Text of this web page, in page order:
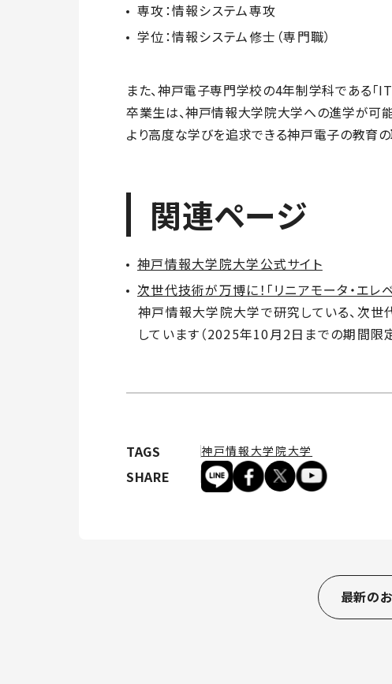
専攻：情報システム専攻
学位：情報システム修士（専門職）
また、神戸電子専門学校の4年制学科である「
卒業生は、神戸情報大学院大学への進学が可能
より高度な学びを追求できる神戸電子の教育の
関連ページ
神戸情報大学院大学公式サイト
次世代技術が万博に！「リニアモータ・エ
神戸情報大学院大学で研究している、次
しています（2025年10月2日までの期間限定
TAGS 神戸情報大学院大学
SHARE
最新の